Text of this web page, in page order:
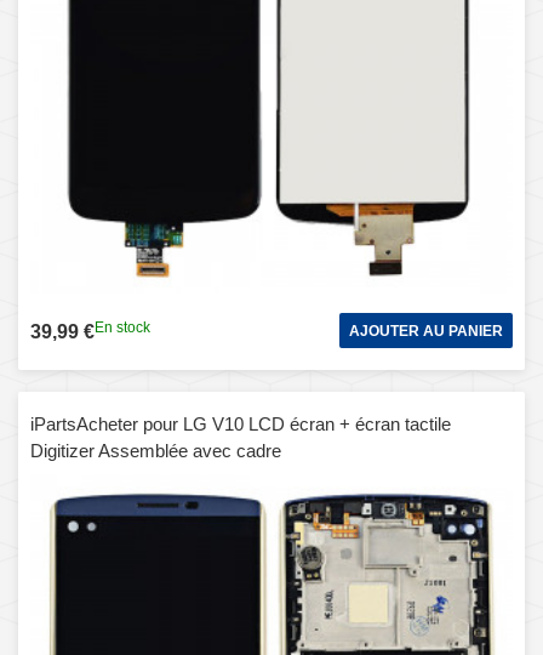
39,99 €En stock AJOUTER AU PANIER
iPartsAcheter pour LG V10 LCD écran + écran tactile
Digitizer Assemblée avec cadre